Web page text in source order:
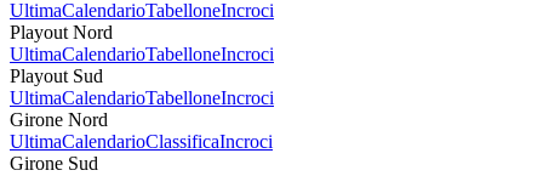
UltimaCalendarioTabelloneIncroci
Playout Nord
UltimaCalendarioTabelloneIncroci
Playout Sud
UltimaCalendarioTabelloneIncroci
Girone Nord
UltimaCalendarioClassificaIncroci
Girone Sud